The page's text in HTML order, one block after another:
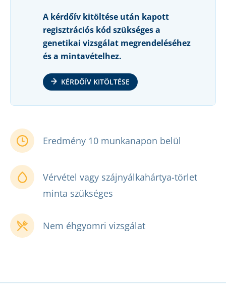
A kérdőív kitöltése után kapott
regisztrációs kód szükséges a
genetikai vizsgálat megrendeléséhez
és a mintavételhez.
KÉRDŐÍV KITÖLTÉSE
Eredmény 10 munkanapon belül
Vérvétel vagy szájnyálkahártya-törlet
minta szükséges
Nem éhgyomri vizsgálat